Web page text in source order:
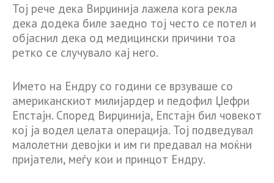
Тој рече дека Вирџинија лажела кога рекла
дека додека биле заедно тој често се потел и
објаснил дека од медицински причини тоа
ретко се случувало кај него.
Името на Ендру со години се врзуваше со
американскиот милијардер и педофил Џефри
Епстајн. Според Вирџинија, Епстајн бил човекот
кој ја водел целата операција. Тој подведувал
малолетни девојки и им ги предавал на моќни
пријатели, меѓу кои и принцот Ендру.